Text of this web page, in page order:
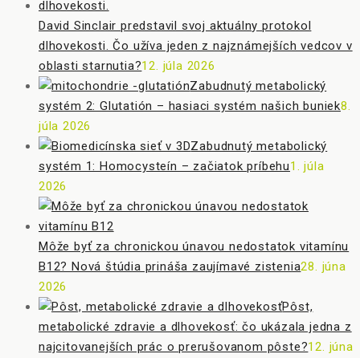
David Sinclair predstavil svoj aktuálny protokol
dlhovekosti. Čo užíva jeden z najznámejších vedcov v
oblasti starnutia?12. júla 2026
Zabudnutý metabolický
systém 2: Glutatión – hasiaci systém našich buniek8.
júla 2026
Zabudnutý metabolický
systém 1: Homocysteín – začiatok príbehu1. júla
2026
Môže byť za chronickou únavou nedostatok vitamínu
B12? Nová štúdia prináša zaujímavé zistenia28. júna
2026
Pôst,
metabolické zdravie a dlhovekosť: čo ukázala jedna z
najcitovanejších prác o prerušovanom pôste?12. júna